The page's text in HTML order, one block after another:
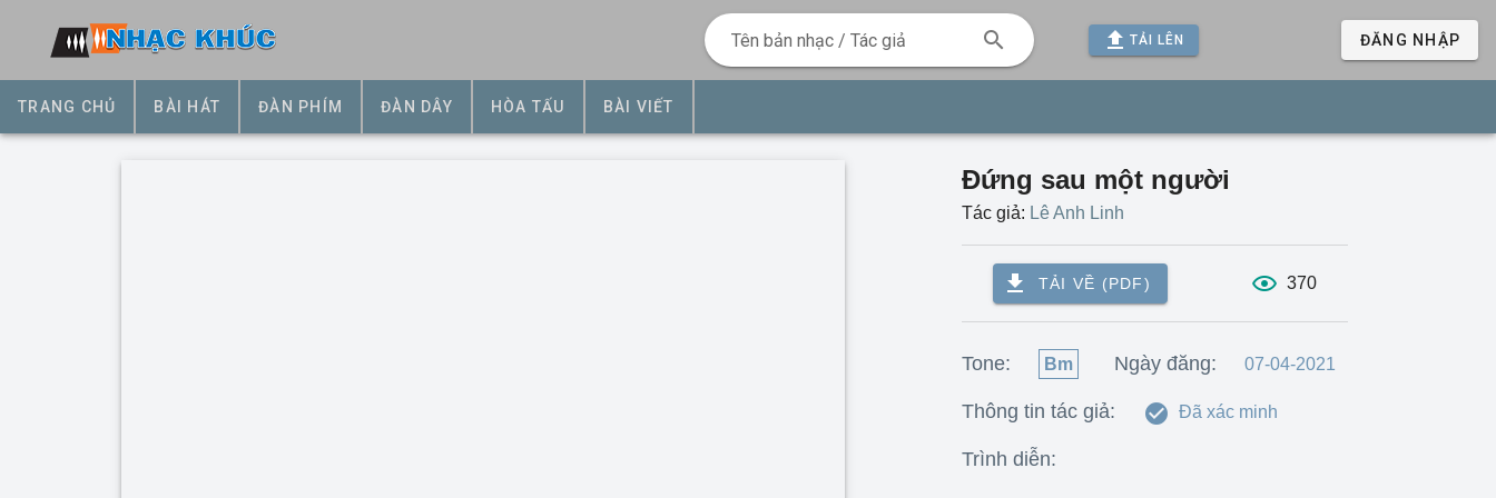
Tên bản nhạc / Tác giả TẢI LÊN ĐĂNG NHẬP
TRANG CHỦ BÀI HÁT ĐÀN PHÍM ĐÀN DÂY HÒA TẤU BÀI VIẾT
Đứng sau một người
Tác giả: Lê Anh Linh
TẢI VỀ (PDF) 370
Tone: Bm Ngày đăng: 07-04-2021
Thông tin tác giả: Đã xác minh
Trình diễn: